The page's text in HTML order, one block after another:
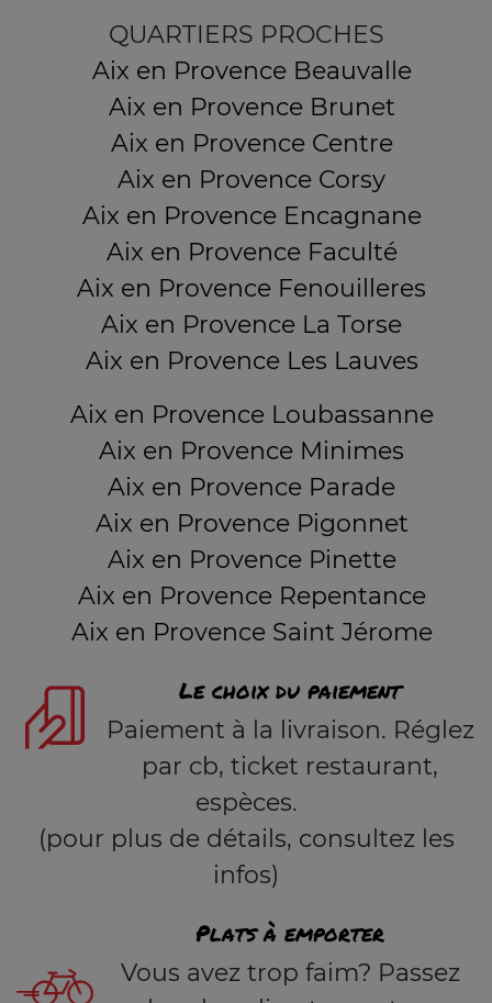
QUARTIERS PROCHES
Aix en Provence Beauvalle
Aix en Provence Brunet
Aix en Provence Centre
Aix en Provence Corsy
Aix en Provence Encagnane
Aix en Provence Faculté
Aix en Provence Fenouilleres
Aix en Provence La Torse
Aix en Provence Les Lauves
Aix en Provence Loubassanne
Aix en Provence Minimes
Aix en Provence Parade
Aix en Provence Pigonnet
Aix en Provence Pinette
Aix en Provence Repentance
Aix en Provence Saint Jérome
Le choix du paiement
Paiement à la livraison. Réglez
par cb, ticket restaurant,
espèces.
(pour plus de détails, consultez les
infos)
Plats à emporter
Vous avez trop faim? Passez